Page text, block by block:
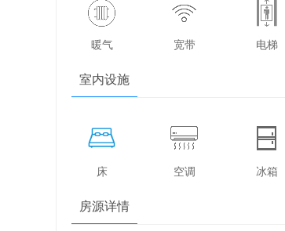
暖气 宽带 电梯
室内设施
床 空调 冰箱
房源详情